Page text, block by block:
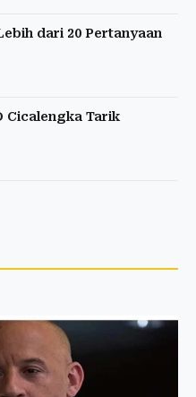
dari 20 Pertanyaan
Cicalengka Tarik